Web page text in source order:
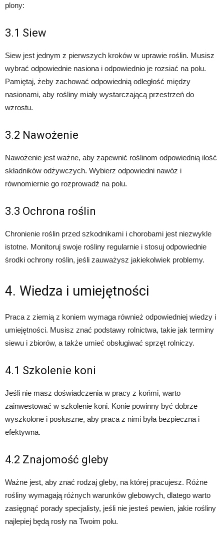
plony:
3.1 Siew
Siew jest jednym z pierwszych kroków w uprawie roślin. Musisz
wybrać odpowiednie nasiona i odpowiednio je rozsiać na polu.
Pamiętaj, żeby zachować odpowiednią odległość między
nasionami, aby rośliny miały wystarczającą przestrzeń do
wzrostu.
3.2 Nawożenie
Nawożenie jest ważne, aby zapewnić roślinom odpowiednią ilość
składników odżywczych. Wybierz odpowiedni nawóz i
równomiernie go rozprowadź na polu.
3.3 Ochrona roślin
Chronienie roślin przed szkodnikami i chorobami jest niezwykle
istotne. Monitoruj swoje rośliny regularnie i stosuj odpowiednie
środki ochrony roślin, jeśli zauważysz jakiekolwiek problemy.
4. Wiedza i umiejętności
Praca z ziemią z koniem wymaga również odpowiedniej wiedzy i
umiejętności. Musisz znać podstawy rolnictwa, takie jak terminy
siewu i zbiorów, a także umieć obsługiwać sprzęt rolniczy.
4.1 Szkolenie koni
Jeśli nie masz doświadczenia w pracy z końmi, warto
zainwestować w szkolenie koni. Konie powinny być dobrze
wyszkolone i posłuszne, aby praca z nimi była bezpieczna i
efektywna.
4.2 Znajomość gleby
Ważne jest, aby znać rodzaj gleby, na której pracujesz. Różne
rośliny wymagają różnych warunków glebowych, dlatego warto
zasięgnąć porady specjalisty, jeśli nie jesteś pewien, jakie rośliny
najlepiej będą rosły na Twoim polu.